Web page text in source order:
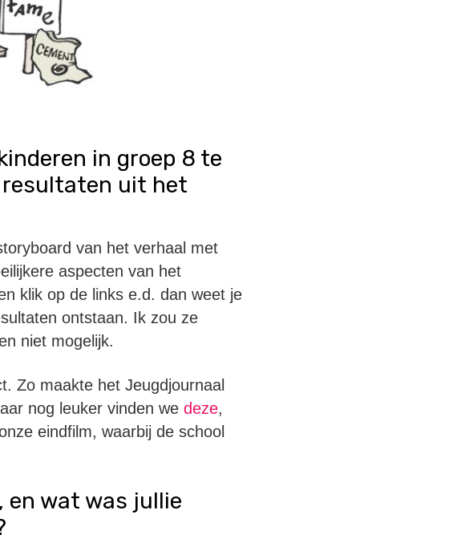
in groep 8 te
resultaten uit het
van het verhaal met
aspecten van het
klik op de links e.d. dan weet je
ontstaan. Ik zou ze
niet mogelijk.
Zo maakte het Jeugdjournaal
nog leuker vinden we deze,
eindfilm, waarbij de school
en wat was jullie